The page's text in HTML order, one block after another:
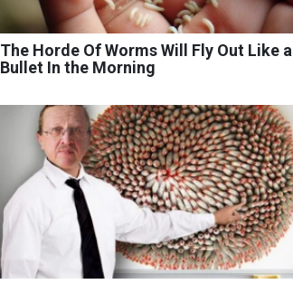
The Horde Of Worms Will Fly Out Like a
Bullet In the Morning